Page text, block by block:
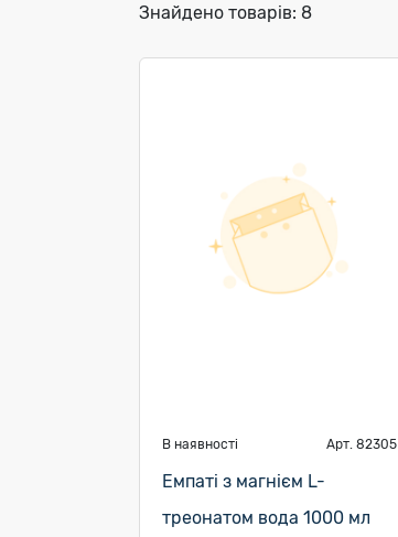
Знайдено товарів: 8
В наявності Арт. 82305
Емпаті з магнієм L-
треонатом вода 1000 мл